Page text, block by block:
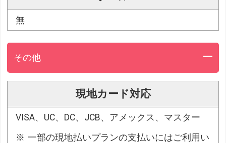
無
その他
現地カード対応
VISA、UC、DC、JCB、アメックス、マスター
一部の現地払いプランの支払いにはご利用い